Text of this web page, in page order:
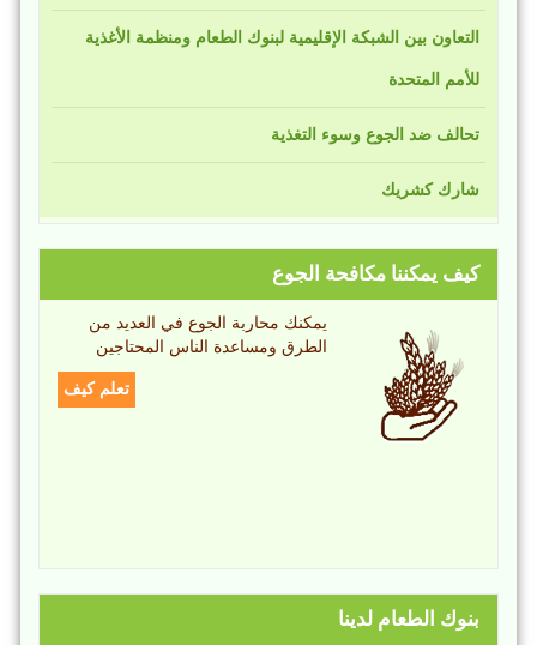
التعاون بين الشبكة الإقليمية لبنوك الطعام ومنظمة الأغذية
للأمم المتحدة
تحالف ضد الجوع وسوء التغذية
شارك كشريك
كيف يمكننا مكافحة الجوع
يمكنك محاربة الجوع في العديد من
الطرق ومساعدة الناس المحتاجين
تعلم كيف
بنوك الطعام لدينا